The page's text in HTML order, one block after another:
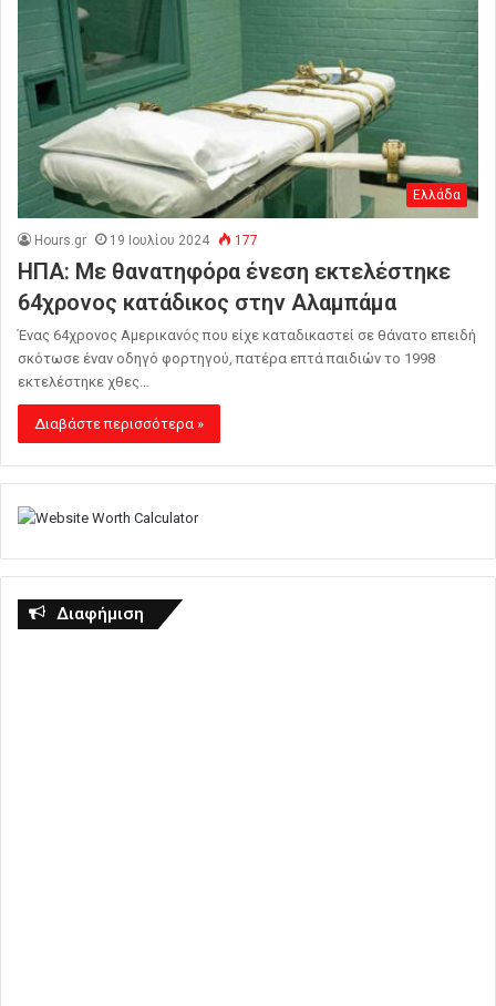
Ελλάδα
Hours.gr 19 Ιουλίου 2024 177
ΗΠΑ: Με θανατηφόρα ένεση εκτελέστηκε
64χρονος κατάδικος στην Αλαμπάμα
Ένας 64χρονος Αμερικανός που είχε καταδικαστεί σε θάνατο επειδή
σκότωσε έναν οδηγό φορτηγού, πατέρα επτά παιδιών το 1998
εκτελέστηκε χθες…
Διαβάστε περισσότερα »
Διαφήμιση